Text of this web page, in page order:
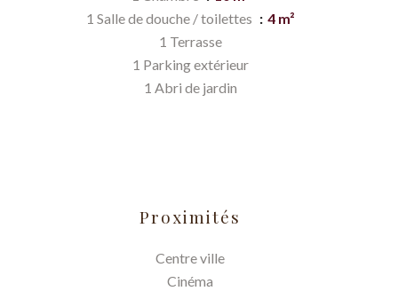
1 Salle de douche / toilettes
4 m²
1 Terrasse
1 Parking extérieur
1 Abri de jardin
Proximités
Centre ville
Cinéma